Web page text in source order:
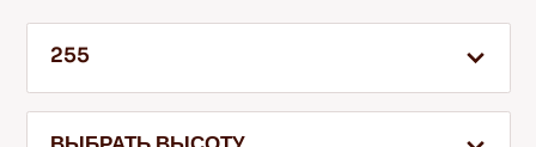
БЛОГ И ВИДЕО
255